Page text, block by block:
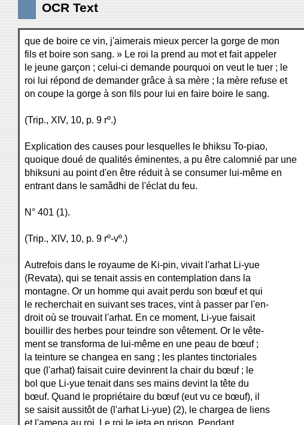
OCR Text
que de boire ce vin, j'aimerais mieux percer la gorge de mon
fils et boire son sang. » Le roi la prend au mot et fait appeler
le jeune garçon ; celui-ci demande pourquoi on veut le tuer ; le
roi lui répond de demander grâce à sa mère ; la mère refuse et
on coupe la gorge à son fils pour lui en faire boire le sang.
(Trip., XIV, 10, p. 9 rº.)
Explication des causes pour lesquelles le bhiksu To-piao,
quoique doué de qualités éminentes, a pu être calomnié par une
bhiksuni au point d'en être réduit à se consumer lui-même en
entrant dans le samâdhi de l'éclat du feu.
N° 401 (1).
(Trip., XIV, 10, p. 9 rº-vº.)
Autrefois dans le royaume de Ki-pin, vivait l'arhat Li-yue
(Revata), qui se tenait assis en contemplation dans la
montagne. Or un homme qui avait perdu son bœuf et qui
le recherchait en suivant ses traces, vint à passer par l'en-
droit où se trouvait l'arhat. En ce moment, Li-yue faisait
bouillir des herbes pour teindre son vêtement. Or le vête-
ment se transforma de lui-même en une peau de bœuf ;
la teinture se changea en sang ; les plantes tinctoriales
que (l'arhat) faisait cuire devinrent la chair du bœuf ; le
bol que Li-yue tenait dans ses mains devint la tête du
bœuf. Quand le propriétaire du bœuf (eut vu ce bœuf), il
se saisit aussitôt de (l'arhat Li-yue) (2), le chargea de liens
et l'amena au roi. Le roi le jeta en prison. Pendant